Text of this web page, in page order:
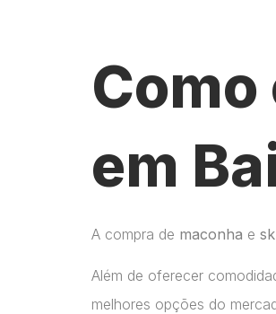
em
A compra de maconha e
Além de oferecer
melhores opções do